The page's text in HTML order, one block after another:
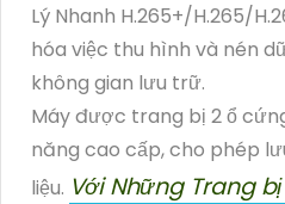
Lý Nhanh H.265+/H.265/
hóa việc thu hình và nén
không gian lưu trữ.
Máy được trang bị 2 ổ
năng cao cấp, cho phép
liệu. Với Những Trang